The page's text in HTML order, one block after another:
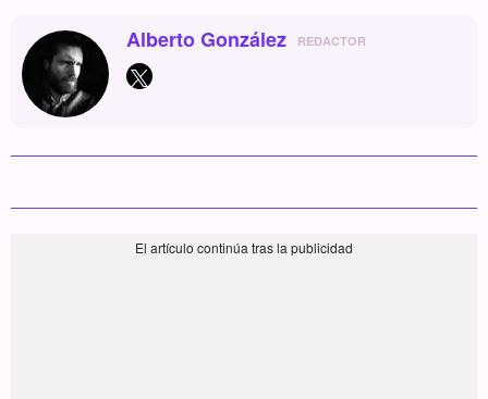
Alberto González REDACTOR